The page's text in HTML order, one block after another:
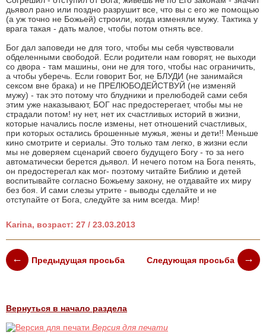
дьявол рано или поздно разрушит все, что вы с его же помощью
(а уж точно не Божьей) строили, когда изменяли мужу. Тактика у
врага такая - дать малое, чтобы потом отнять все.
Бог дал заповеди не для того, чтобы мы себя чувствовали
обделенными свободой. Если родители нам говорят, не выходи
со двора - там машины, они не для того, чтобы нас ограничить,
а чтобы уберечь. Если говорит Бог, не БЛУДИ (не занимайся
сексом вне брака) и не ПРЕЛЮБОДЕЙСТВУЙ (не изменяй
мужу) - так это потому что блудники и прелюбодей сами себя
этим уже наказывают, БОГ нас предостерегает, чтобы мы не
страдали потом! ну нет, нет их счастливых историй в жизни,
которые начались после измены, нет отношений счастливых,
при которых остались брошенные мужья, жены и дети!! Меньше
кино смотрите и сериалы. Это только там легко, в жизни если
мы не доверяем сценарий своего будущего Богу - то за него
автоматически берется дьявол. И нечего потом на Бога пенять,
он предостерегал как мог- поэтому читайте Библию и детей
воспитывайте согласно Божьему закону, не отдавайте их миру
без боя. И сами слезы утрите - выводы сделайте и не
отступайте от Бога, следуйте за ним всегда. Мир!
Karina, возраст: 27 / 23.03.2013
Предыдущая просьба Следующая просьба
Вернуться в начало раздела
Версия для печати